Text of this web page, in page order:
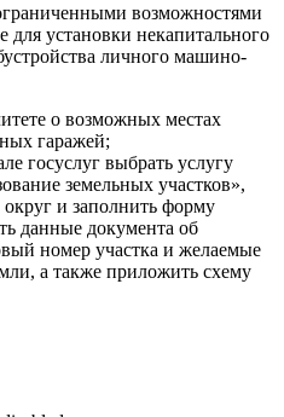
возможностями
для установки некапитального
личного машино-
о возможных местах
гаражей;
госуслуг выбрать услугу
земельных участков»,
округ и заполнить форму
данные документа об
номер участка и желаемые
а также приложить схему